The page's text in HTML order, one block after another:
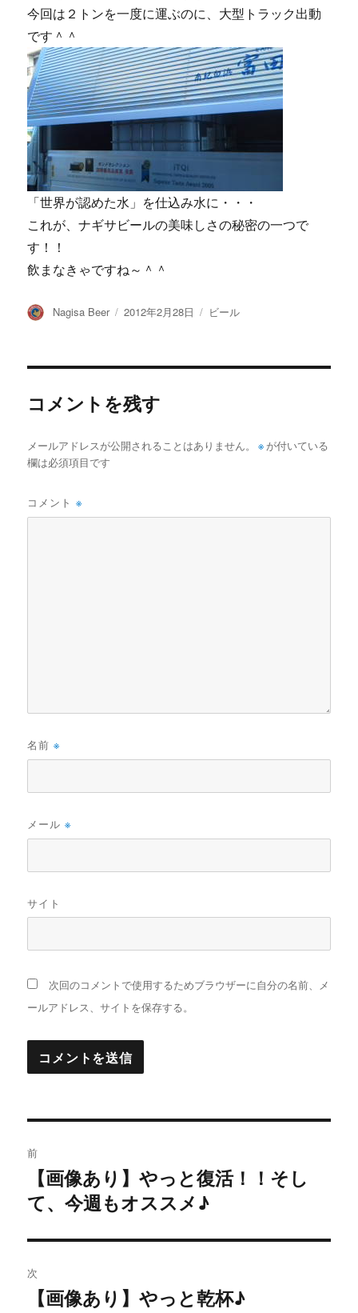
今回は２トンを一度に運ぶのに、大型トラック出動
です＾＾
「世界が認めた水」を仕込み水に・・・
これが、ナギサビールの美味しさの秘密の一つで
す！！
飲まなきゃですね～＾＾
投
Nagisa Beer
投
2012年2月28日
カ
ビール
コメントを残す
メールアドレスが公開されることはありません。 ※ が付いている
欄は必須項目です
コメント※
名前※
メール※
サイト
次回のコメントで使用するためブラウザーに自分の名前、メ
ールアドレス、サイトを保存する。
稿
ナ
ビ
ゲ
ー
前
去
投
稿:
【画像あり】やっと復活！！そし
て、今週もオススメ♪
次
【画像あり】やっと乾杯♪